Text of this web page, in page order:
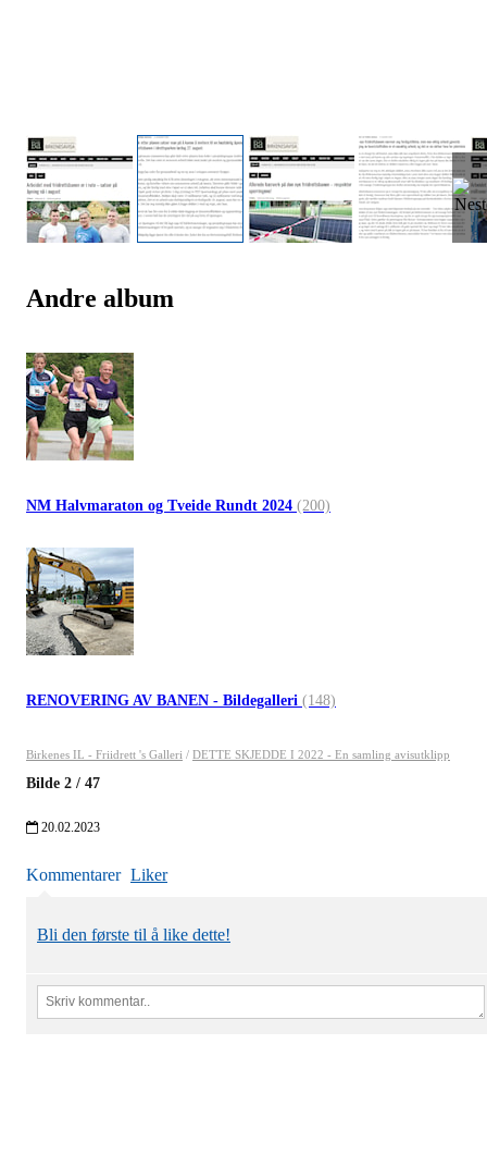
Andre album
NM Halvmaraton og Tveide Rundt 2024 (200)
RENOVERING AV BANEN - Bildegalleri (148)
Birkenes IL - Friidrett 's Galleri / DETTE SKJEDDE I 2022 - En samling avisutklipp
Bilde 2 / 47
20.02.2023
Kommentarer Liker
Bli den første til å like dette!